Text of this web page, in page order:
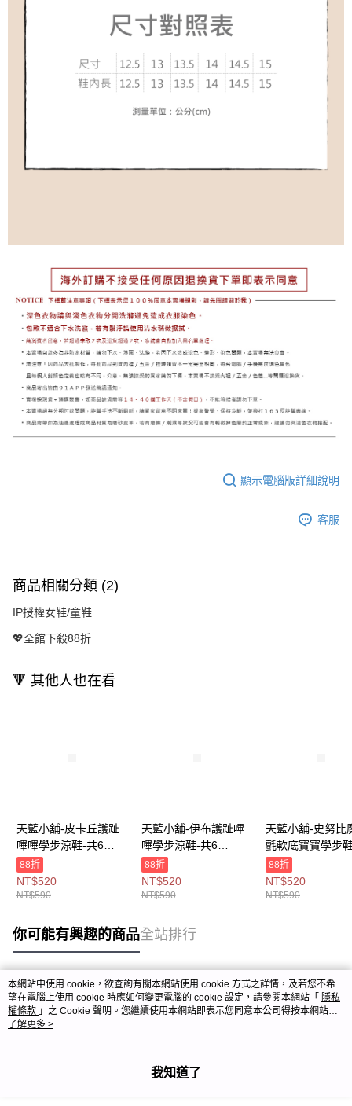
顯示電腦版詳細說明
客服
商品相關分類 (2)
IP授權女鞋/童鞋
💖全館下殺88折
🔻 其他人也在看
天藍小舖-皮卡丘護趾
嗶嗶學步涼鞋-共6
色-$590【A27270563
】
88折
NT$520
NT$590
天藍小舖-伊布護趾嗶
嗶學步涼鞋-共6
色-$590【A27270562
】
88折
NT$520
NT$590
天藍小舖-史努比
氈軟底寶寶學步
款-$590【
】
88折
NT$520
NT$590
你可能有興趣的商品全站排行
熱門標籤
本網站中使用 cookie，欲查詢有關本網站使用 cookie 方式之詳情，及若您不希
望在電腦上使用 cookie 時應如何變更電腦的 cookie 設定，請參閱本網站「 隱私
權條款 」之 Cookie 聲明。您繼續使用本網站即表示您同意本公司得按本網站使
用條款之 Cookie 聲明使用 cookie。
了解更多 >
我知道了